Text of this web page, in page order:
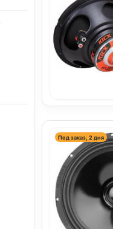
Под заказ, 2 дня